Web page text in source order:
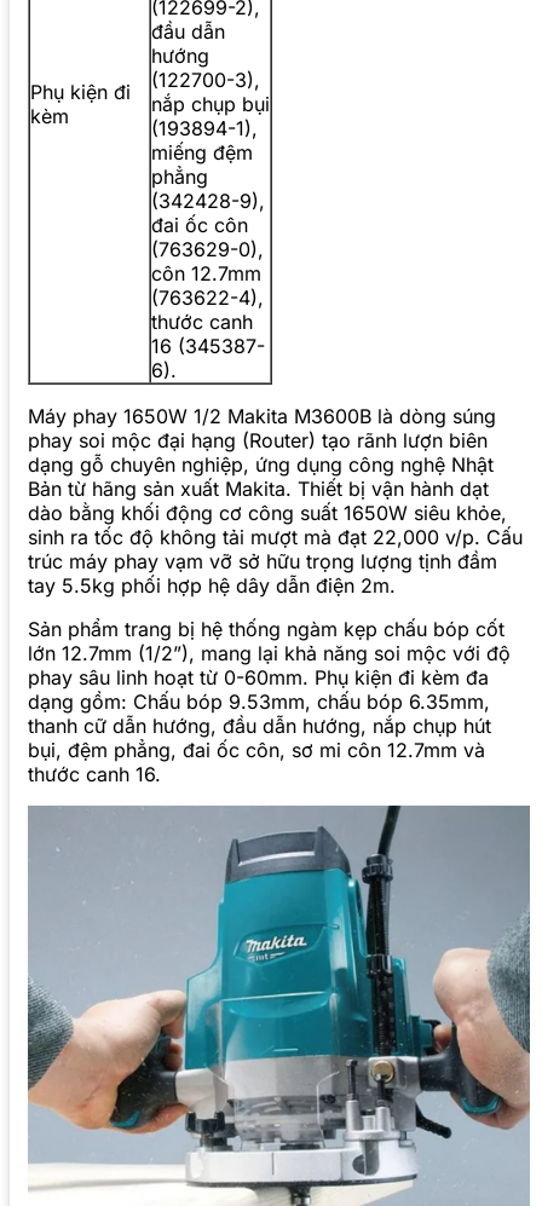
Phụ kiện đi
kèm
(122699-2),
đầu dẫn
hướng
(122700-3),
nắp chụp bụi
(193894-1),
miếng đệm
phẳng
(342428-9),
đai ốc côn
(763629-0),
côn 12.7mm
(763622-4),
thước canh
16 (345387-
6).
Máy phay 1650W 1/2 Makita M3600B là dòng súng
phay soi mộc đại hạng (Router) tạo rãnh lượn biên
dạng gỗ chuyên nghiệp, ứng dụng công nghệ Nhật
Bản từ hãng sản xuất Makita. Thiết bị vận hành dạt
dào bằng khối động cơ công suất 1650W siêu khỏe,
sinh ra tốc độ không tải mượt mà đạt 22,000 v/p. Cấu
trúc máy phay vạm vỡ sở hữu trọng lượng tịnh đầm
tay 5.5kg phối hợp hệ dây dẫn điện 2m.
Sản phẩm trang bị hệ thống ngàm kẹp chấu bóp cốt
lớn 12.7mm (1/2”), mang lại khả năng soi mộc với độ
phay sâu linh hoạt từ 0-60mm. Phụ kiện đi kèm đa
dạng gồm: Chấu bóp 9.53mm, chấu bóp 6.35mm,
thanh cữ dẫn hướng, đầu dẫn hướng, nắp chụp hút
bụi, đệm phẳng, đai ốc côn, sơ mi côn 12.7mm và
thước canh 16.